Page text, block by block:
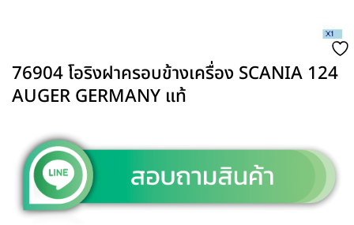
76904 โอริงฝาครอบข้างเครื่อง SCANIA 124
AUGER GERMANY แท้